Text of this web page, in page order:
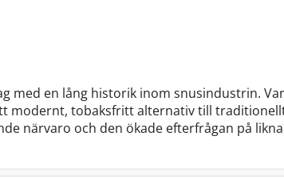
med en lång historik inom snusindustrin.
modernt, tobaksfritt alternativ till
närvaro och den ökade efterfrågan på